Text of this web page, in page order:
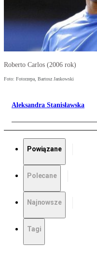
Roberto Carlos (2006 rok)
Foto: Fotorzepa, Bartosz Jankowski
Aleksandra Stanisławska
Powiązane
Polecane
Najnowsze
Tagi